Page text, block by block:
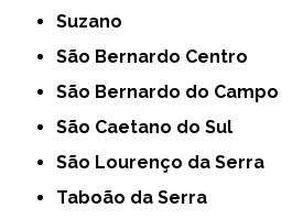
Suzano
São Bernardo Centro
São Bernardo do Campo
São Caetano do Sul
São Lourenço da Serra
Taboão da Serra